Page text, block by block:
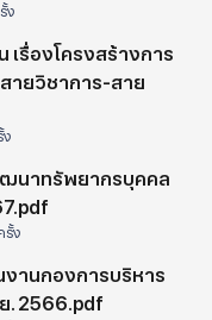
ง
รื่องโครงสร้างการ
ยวิชาการ-สาย
นาทรัพยากรบุคคล
รั้ง
งานกองการบริหาร
. 2566.pdf